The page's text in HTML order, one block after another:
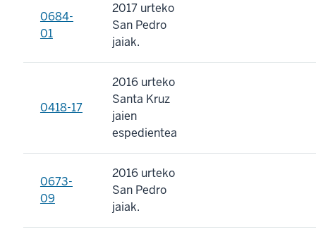
0684-
01
2017 urteko
San Pedro
jaiak.
0418-17
2016 urteko
Santa Kruz
jaien
espedientea
0673-
09
2016 urteko
San Pedro
jaiak.